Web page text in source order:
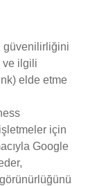
güvenilirliğini
ve ilgili
elde etme
için
Google